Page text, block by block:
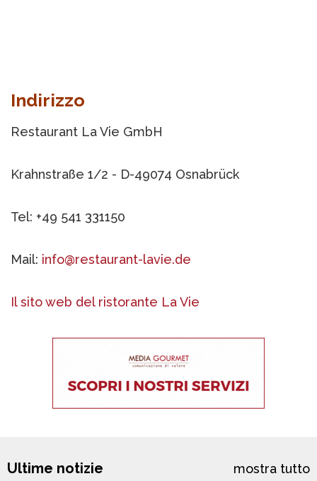
Indirizzo
Restaurant La Vie GmbH
Krahnstraße 1/2 - D-49074 Osnabrück
Tel: +49 541 331150
Mail: info@restaurant-lavie.de
Il sito web del ristorante La Vie
Ultime notizie mostra tutto